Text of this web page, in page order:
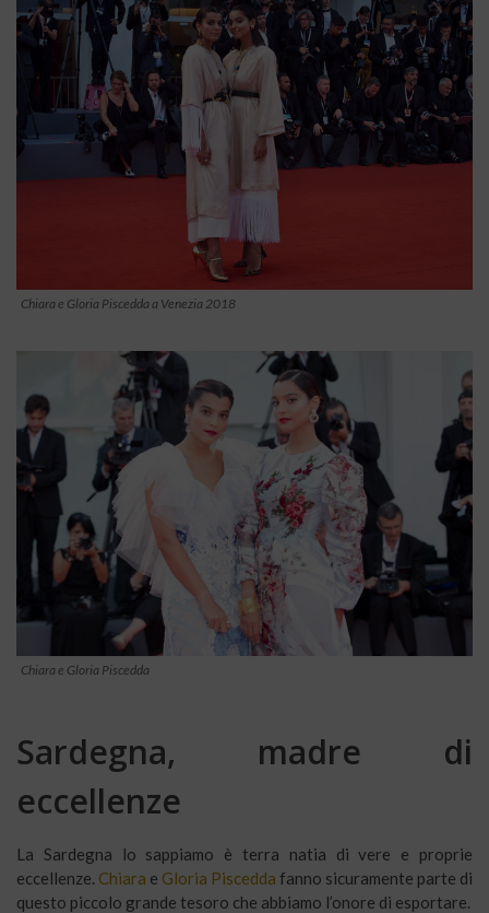
Chiara e Gloria Piscedda a Venezia 2018
Chiara e Gloria Piscedda
Sardegna, madre di
eccellenze
La Sardegna lo sappiamo è terra natia di vere e proprie
eccellenze. Chiara e Gloria Piscedda fanno sicuramente parte di
questo piccolo grande tesoro che abbiamo l’onore di esportare.